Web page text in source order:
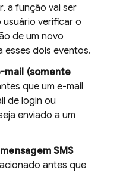
a função vai ser
verificar o
de um novo
esses dois eventos.
mail (somente
que um e-mail
de login ou
enviado a um
SMS
antes que